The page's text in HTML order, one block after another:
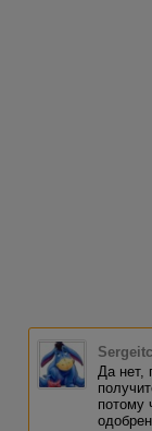
Да нет,
потому